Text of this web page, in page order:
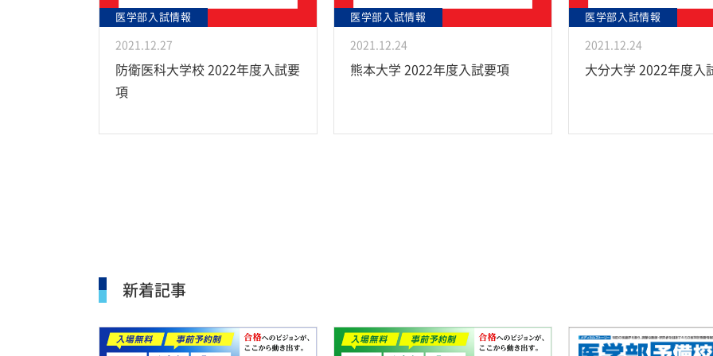
医学部入試情報
2021.12.27
防衛医科大学校 2022年度入試要
項
医学部入試情報
2021.12.24
熊本大学 2022年度入試要項
医学部入試情報
2021.12.24
大分大学 2022年度入
新着記事